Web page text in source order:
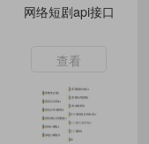
网络短剧api接口
查看